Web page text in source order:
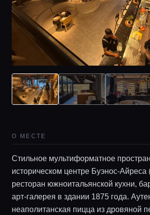
О МЕСТЕ
Стильное мультиформатное
историческом центре Буэнос-Айреса
ресторан южноитальянской кухни,
арт-галерея в здании 1875 года.
неаполитанская пицца из дровяной